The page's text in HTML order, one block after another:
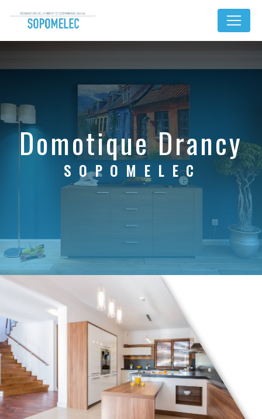
domotique Drancy
SOPOMELEC